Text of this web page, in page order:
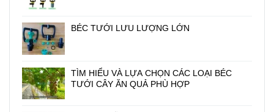
BÉC TƯỚI LƯU LƯỢNG LỚN
TÌM HIỂU VÀ LỰA CHỌN CÁC LOẠI BÉC
TƯỚI CÂY ĂN QUẢ PHÙ HỢP